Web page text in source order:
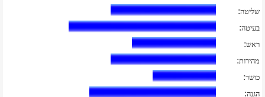
שליטה:
בעיטה:
ראש:
מהירות:
כושר:
הגנה: